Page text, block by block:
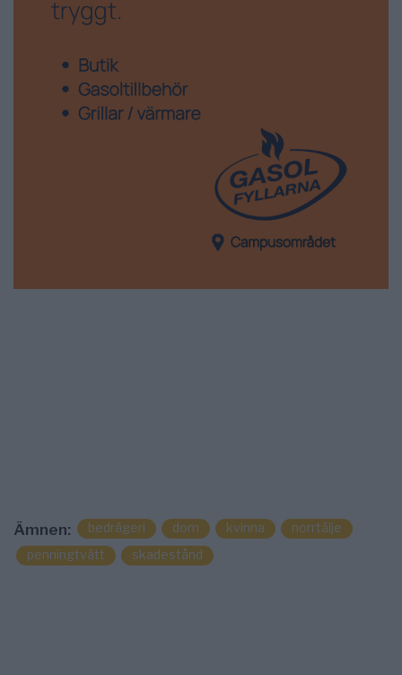
Ämnen: bedrägeri dom kvinna
norrtälje
penningtvätt
skadestånd